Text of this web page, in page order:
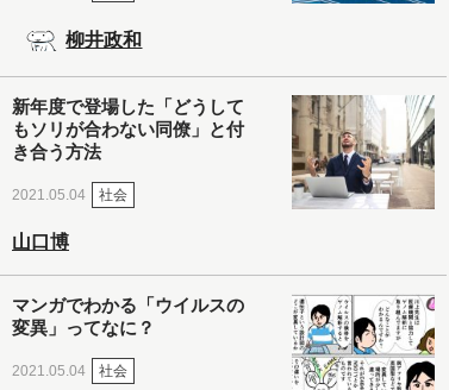
柳井政和
新年度で登場した「どうして
もソリが合わない同僚」と付
き合う方法
2021.05.04 社会
山口博
マンガでわかる「ウイルスの
変異」ってなに？
2021.05.04 社会